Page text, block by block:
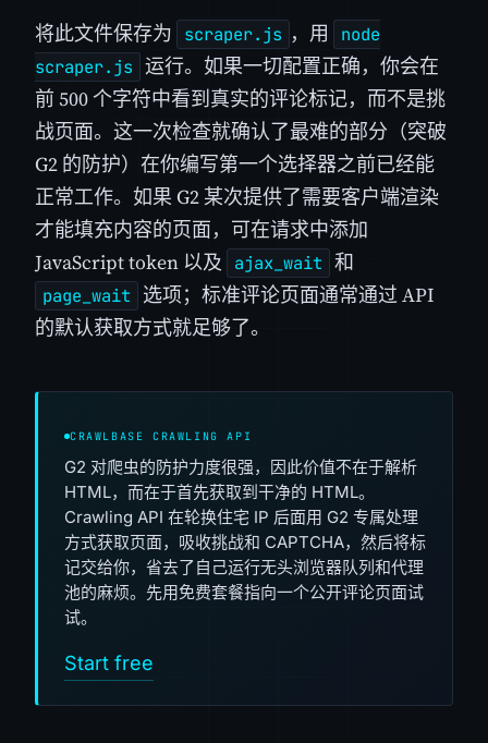
将此文件保存为 scraper.js ，用
node
scraper.js 运行。如果一切配置正确，你会在
前 500 个字符中看到真实的评论标记，而不是挑
战页面。这一次检查就确认了最难的部分（突破
G2 的防护）在你编写第一个选择器之前已经能
正常工作。如果 G2 某次提供了需要客户端渲染
才能填充内容的页面，可在请求中添加
JavaScript token 以及
ajax_wait 和
page_wait
选项；标准评论页面通常通过 API
的默认获取方式就足够了。
CRAWLBASE CRAWLING API
G2 对爬虫的防护力度很强，因此价值不在于解析
HTML，而在于首先获取到干净的 HTML。
Crawling API 在轮换住宅 IP 后面用 G2 专属处理
方式获取页面，吸收挑战和 CAPTCHA，然后将标
记交给你，省去了自己运行无头浏览器队列和代理
池的麻烦。先用免费套餐指向一个公开评论页面试
试。
Start free